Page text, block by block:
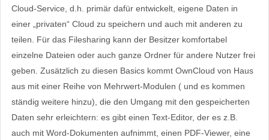
Cloud-Service, d.h. primär dafür entwickelt, eigene Daten in
einer „privaten“ Cloud zu speichern und auch mit anderen zu
teilen. Für das Filesharing kann der Besitzer komfortabel
einzelne Dateien oder auch ganze Ordner für andere Nutzer frei
geben. Zusätzlich zu diesen Basics kommt OwnCloud von Haus
aus mit einer Reihe von Mehrwert-Modulen ( und es kommen
ständig weitere hinzu), die den Umgang mit den gespeicherten
Daten sehr erleichtern: es gibt einen Text-Editor, der es z.B.
auch mit Word-Dokumenten aufnimmt, einen PDF-Viewer, eine